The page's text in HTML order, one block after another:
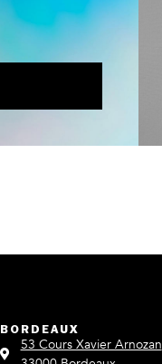
BORDEAUX
53 Cours Xavier Arnozan